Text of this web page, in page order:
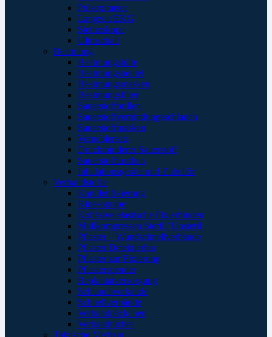
Pulsoximeter
Langzeit EKG
Stethoskope
Ultraschall
Beatmung
Beatmungshilfe
Beatmungsbeutel
Beatmungsmasken
Beatmungsfilter
Sauerstoffbrillen
Sauerstoffverbindungsschlauch
Sauerstoffmasken
Verneblersets
Druckminderer Sauerstoff
Sauerstofftaschen
Inhalationsgeräte und Zubehör
Verbandstoffe
Kanülenfixierung
Kinesoptape
Kohäsive elastische Fixierbinden
Mullkompressen Steril / Unsteril
Pflaster – Wundschnellverbände
Pflaster Detektierbar
Pflaster zur Fixierung
Pflasterspender
Replantatversorgung
Schlauchverbände
Schnellverbände
Verbandpäckchen
Verbandtücher
Taktische Medizin